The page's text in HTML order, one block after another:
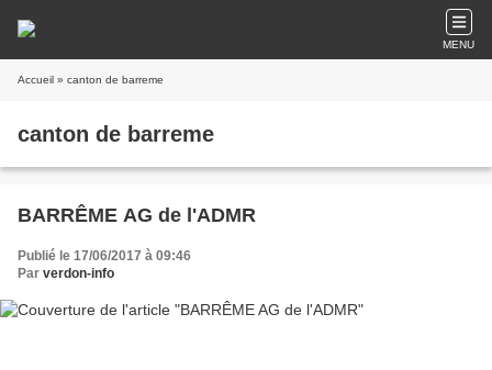
MENU
Accueil » canton de barreme
canton de barreme
BARRÊME AG de l'ADMR
Publié le 17/06/2017 à 09:46
Par verdon-info